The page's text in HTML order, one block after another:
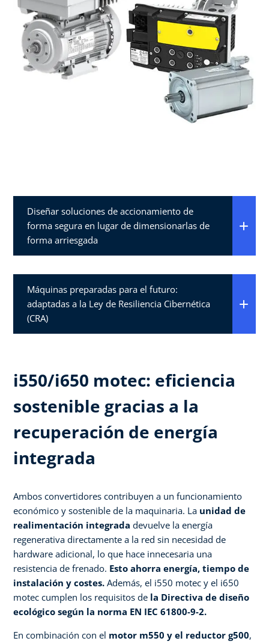
Diseñar soluciones de accionamiento de
forma segura en lugar de dimensionarlas de
forma arriesgada​
Máquinas preparadas para el futuro:
adaptadas a la Ley de Resiliencia Cibernética
(CRA)​
i550/i650 motec: eficiencia
sostenible gracias a la
recuperación de energía
integrada​
Ambos convertidores contribuyen a un funcionamiento
económico y sostenible de la maquinaria. La unidad de
realimentación integrada devuelve la energía
regenerativa directamente a la red sin necesidad de
hardware adicional, lo que hace innecesaria una
resistencia de frenado. Esto ahorra energía, tiempo de
instalación y costes. Además, el i550 motec y el i650
motec cumplen los requisitos de la Directiva de diseño
ecológico según la norma EN IEC 61800-9-2.​
En combinación con el motor m550 y el reductor g500,